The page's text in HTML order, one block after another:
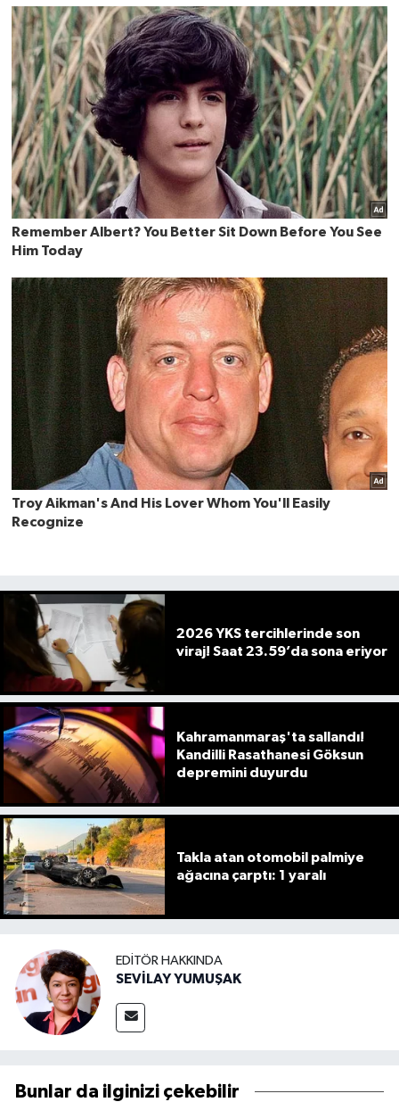
2026 YKS tercihlerinde son
viraj! Saat 23.59’da sona eriyor
Kahramanmaraş'ta sallandı!
Kandilli Rasathanesi Göksun
depremini duyurdu
Takla atan otomobil palmiye
ağacına çarptı: 1 yaralı
EDITÖR HAKKINDA
SEVİLAY YUMUŞAK
Bunlar da ilginizi çekebilir